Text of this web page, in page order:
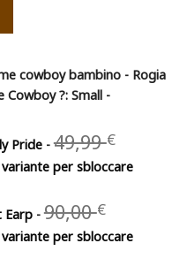
cowboy bambino - Rogia
Cowboy ?: Small -
prezzo
Pride -49,99€
prezzo
per sbloccare
Earp -90,00€
prezzo
per sbloccare